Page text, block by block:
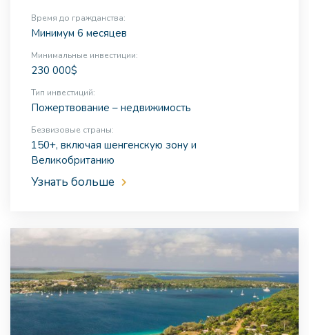
Время до гражданства:
Минимум 6 месяцев
Минимальные инвестиции:
230 000$
Тип инвестиций:
Пожертвование – недвижимость
Безвизовые страны:
150+, включая шенгенскую зону и
Великобританию
Узнать больше